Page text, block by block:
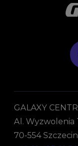
GALAXY
Al. Wyzwolenia
70-554 Szczecin